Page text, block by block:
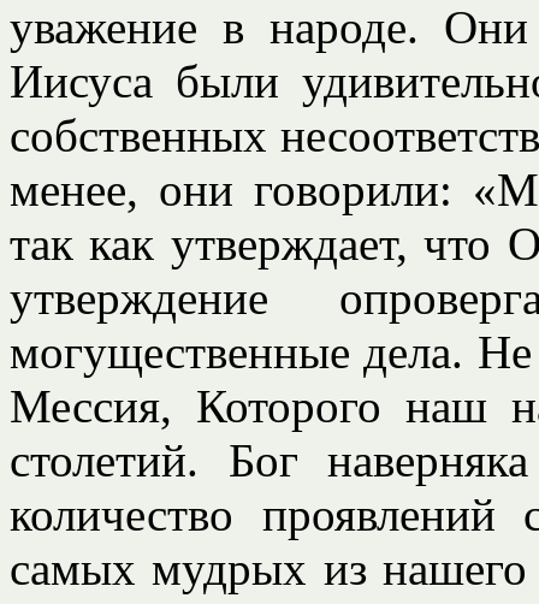
уважение в народе.
Иисуса были
собственных
менее, они говорили:
так как утверждает,
утверждение
могущественные дела.
Мессия, Которого наш
столетий. Бог
количество
самых мудрых из нашего